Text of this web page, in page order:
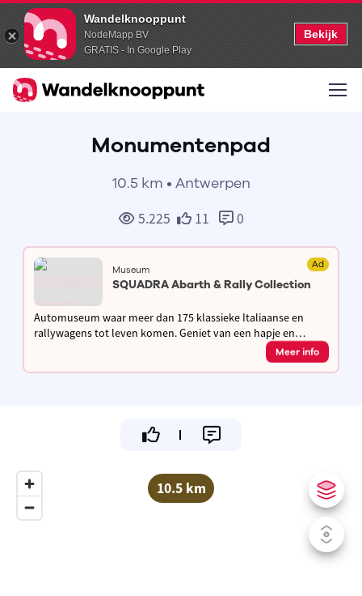
Wandelknooppunt
NodeMapp BV
GRATIS - In Google Play
Bekijk
Monumentenpad
10.5 km • Antwerpen
5.225 11 0
Museum Ad
SQUADRA Abarth & Rally Collection
Automuseum waar meer dan 175 klassieke Italiaanse en
rallywagens tot leven komen. Geniet van een hapje en
drankje in het Carlo Caffè en neem een kijkje in de Meer info
10.5 km